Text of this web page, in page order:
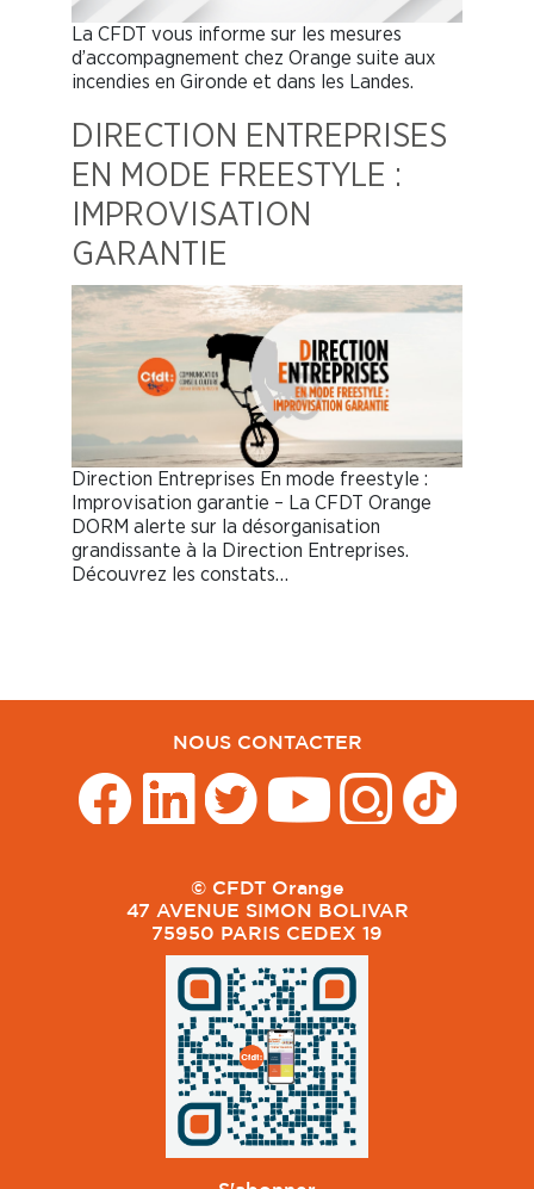
La CFDT vous informe sur les mesures
d’accompagnement chez Orange suite aux
incendies en Gironde et dans les Landes.
DIRECTION ENTREPRISES
EN MODE FREESTYLE :
IMPROVISATION
GARANTIE
Direction Entreprises En mode freestyle :
Improvisation garantie – La CFDT Orange
DORM alerte sur la désorganisation
grandissante à la Direction Entreprises.
Découvrez les constats…
NOUS CONTACTER
© CFDT Orange
47 AVENUE SIMON BOLIVAR
75950 PARIS CEDEX 19